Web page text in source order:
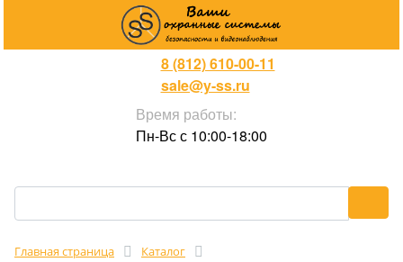
8 (812) 610-00-11
sale@y-ss.ru
Время работы:
Пн-Вс с 10:00-18:00
Главная страница
Каталог